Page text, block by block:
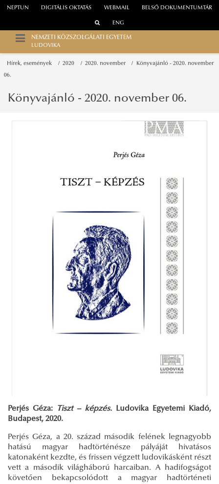
WEBMAIL
NEPTUN DIGITÁLIS OKTATÁS BELSŐ DOKUMENTUMTÁR
ENG
NEMZETI KÖZSZOLGÁLATI EGYETEM
LUDOVIKA
Hírek, események 2020 2020. november Könyvajánló - 2020. november
06.
Könyvajánló - 2020. november 06.
Perjés Géza: Tiszt – képzés. Ludovika Egyetemi Kiadó,
Budapest, 2020.
Perjés Géza, a 20. század második felének legnagyobb
hatású magyar hadtörténésze pályáját hivatásos
katonaként kezdte, és frissen végzett ludovikásként részt
vett a második világháború harcaiban. A hadifogságot
követően bekapcsolódott a magyar hadtörténeti